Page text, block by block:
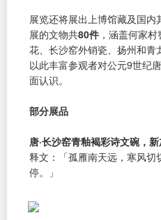
展览还将展出上博馆藏及国内
展的文物共80件 ，涵盖何家
花、长沙窑外销瓷、扬州和青
以此丰富参观者对公元9世纪
面认识。
部分展品
唐·长沙窑青釉褐彩诗文碗，
释文：「孤雁南天远，寒风切
停。」